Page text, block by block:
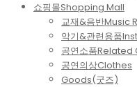
쇼핑몰Shopping Mall
교재&음반Music
악기&관련용품
공연소품Related
공연의상Clothes
Goods(굿즈)